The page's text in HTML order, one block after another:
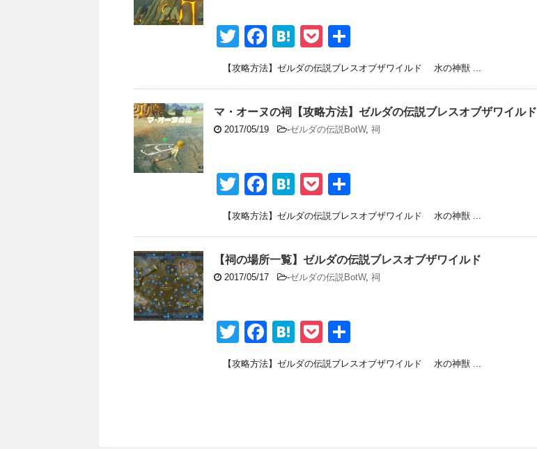
o
k
T
wi
tt
er
F
a
c
e
b
o
k
H
at
e
n
a
P
o
ck
et
有
【攻略方法】ゼルダの伝説ブレスオブザワイルド 水の神獣 ...
マ・オーヌの祠【攻略方法】ゼルダの伝説ブレスオブザワイルド
2017/05/19 -ゼルダの伝説BotW, 祠
T
wi
tt
er
F
a
c
e
b
o
k
H
at
e
n
a
P
o
ck
et
有
【攻略方法】ゼルダの伝説ブレスオブザワイルド 水の神獣 ...
【祠の場所一覧】ゼルダの伝説ブレスオブザワイルド
2017/05/17 -ゼルダの伝説BotW, 祠
T
wi
tt
F
a
c
H
at
e
P
o
ck
有
【攻略方法】ゼルダの伝説ブレスオブザワイルド 水の神獣 ...